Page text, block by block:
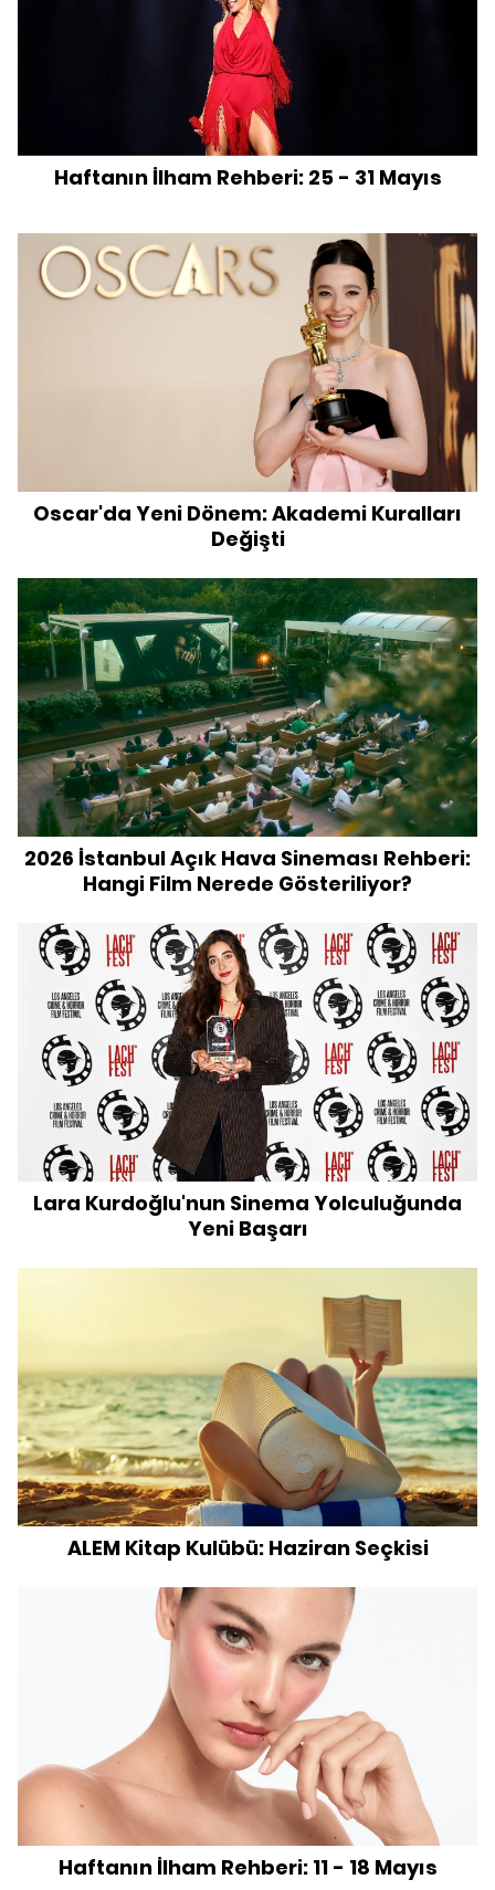
Haftanın İlham Rehberi: 25 - 31 Mayıs
Oscar'da Yeni Dönem: Akademi Kuralları
Değişti
2026 İstanbul Açık Hava Sineması Rehberi:
Hangi Film Nerede Gösteriliyor?
Lara Kurdoğlu'nun Sinema Yolculuğunda
Yeni Başarı
ALEM Kitap Kulübü: Haziran Seçkisi
Haftanın İlham Rehberi: 11 - 18 Mayıs